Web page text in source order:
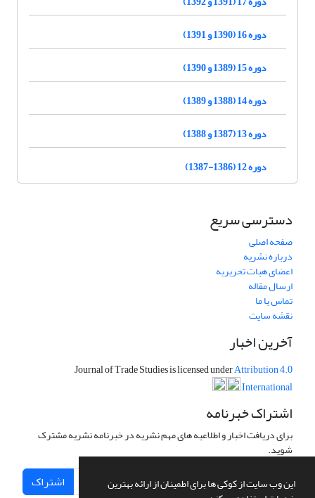
این وب سایت از کوکی ها برای اطمینان از ارائه بهترین
دوره 16 (1390 و 1391)
دوره 15 (1389 و 1390)
دوره 14 (1388 و 1389)
دوره 13 (1387 و 1388)
دوره 12 (1386-1387)
دسترسی سریع
صفحه اصلی
درباره نشریه
اعضای هیات تحریریه
ارسال مقاله
تماس با ما
نقشه سایت
آخرین اخبار
Journal of Trade Studies is licensed underAttribution 4.0
International
اشتراک خبرنامه
برای دریافت اخبار و اطلاعیه های مهم نشریه در خبرنامه نشریه مشترک
شوید.
اشتراک